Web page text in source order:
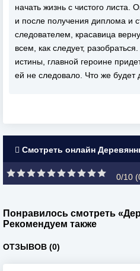
начать жизнь с чистого листа.
и после получения диплома и
следователем, красавица
всем, как следует,
истины, главной героине
ей не следовало. Что же будет
Смотреть онлайн
0/10 (
Понравилось смотреть
Рекомендуем также
ОТЗЫВОВ (0)